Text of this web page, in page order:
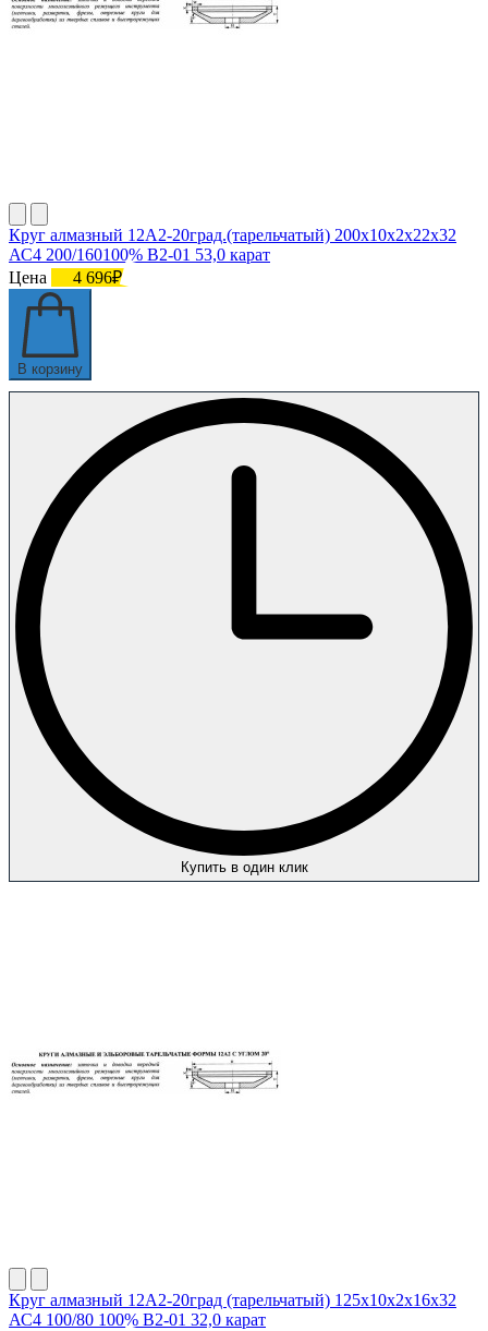
Круг алмазный 12А2-20град.(тарельчатый) 200х10х2х22х32
АС4 200/160100% В2-01 53,0 карат
Цена
4 696₽
В корзину
Купить в один клик
Круг алмазный 12А2-20град (тарельчатый) 125х10х2х16х32
АС4 100/80 100% В2-01 32,0 карат